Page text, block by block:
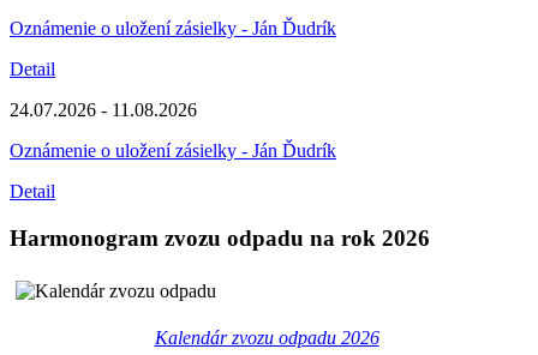
Oznámenie o uložení zásielky - Ján Ďudrík
Detail
24.07.2026 - 11.08.2026
Oznámenie o uložení zásielky - Ján Ďudrík
Detail
Harmonogram zvozu odpadu na rok 2026
Kalendár zvozu odpadu 2026